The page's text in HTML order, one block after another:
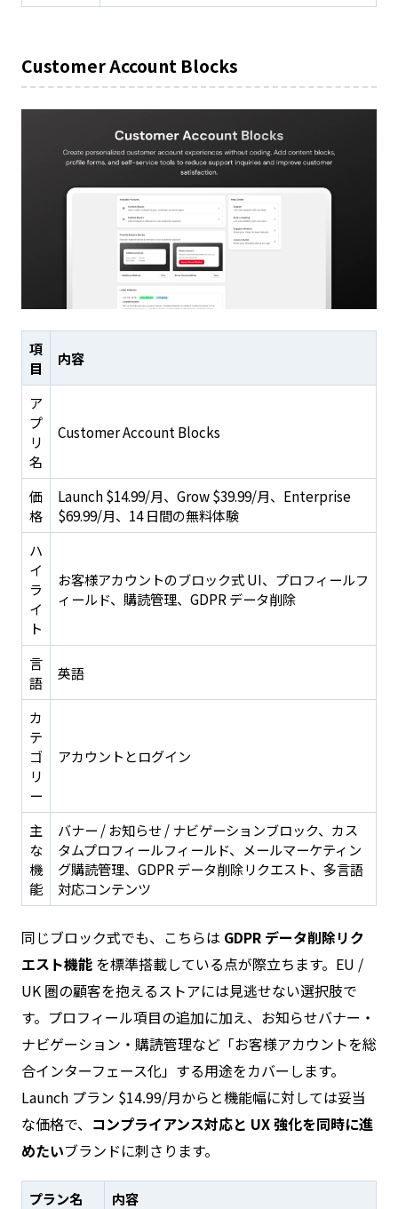
Customer Account Blocks
項
目
内容
ア
プ
リ
名
Customer Account Blocks
価
格
Launch $14.99/月、Grow $39.99/月、Enterprise
$69.99/月、14 日間の無料体験
ハ
イ
ラ
イ
ト
お客様アカウントのブロック式 UI、プロフィールフ
ィールド、購読管理、GDPR データ削除
言
語
英語
カ
テ
ゴ
リ
ー
アカウントとログイン
主
な
機
能
バナー / お知らせ / ナビゲーションブロック、カス
タムプロフィールフィールド、メールマーケティン
グ購読管理、GDPR データ削除リクエスト、多言語
対応コンテンツ
同じブロック式でも、こちらは GDPR データ削除リク
エスト機能 を標準搭載している点が際立ちます。EU /
UK 圏の顧客を抱えるストアには見逃せない選択肢で
す。プロフィール項目の追加に加え、お知らせバナー・
ナビゲーション・購読管理など「お客様アカウントを総
合インターフェース化」する用途をカバーします。
Launch プラン $14.99/月からと機能幅に対しては妥当
な価格で、 コンプライアンス対応と UX 強化を同時に進
めたいブランドに刺さります。
プラン名 内容